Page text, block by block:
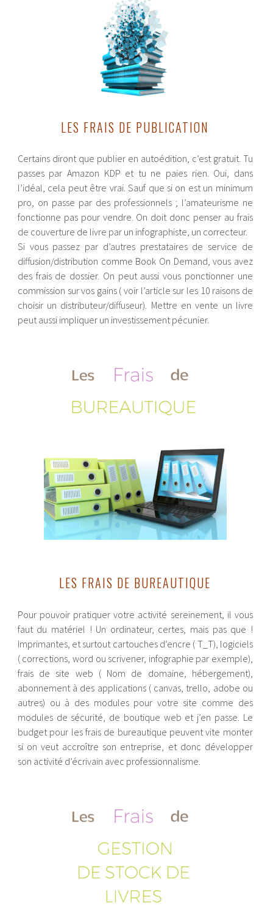
LES FRAIS DE PUBLICATION
Certains diront que publier en autoédition, c’est gratuit. Tu
passes par Amazon KDP et tu ne paies rien. Oui, dans
l’idéal, cela peut être vrai. Sauf que si on est un minimum
pro, on passe par des professionnels ; l’amateurisme ne
fonctionne pas pour vendre. On doit donc penser au frais
de couverture de livre par un infographiste, un correcteur.
Si vous passez par d’autres prestataires de service de
diffusion/distribution comme Book On Demand, vous avez
des frais de dossier. On peut aussi vous ponctionner une
commission sur vos gains ( voir l’article sur les 10 raisons de
choisir un distributeur/diffuseur). Mettre en vente un livre
peut aussi impliquer un investissement pécunier.
LES FRAIS DE BUREAUTIQUE
Pour pouvoir pratiquer votre activité sereinement, il vous
faut du matériel ! Un ordinateur, certes, mais pas que !
Imprimantes, et surtout cartouches d’encre ( T_T), logiciels
( corrections, word ou scrivener, infographie par exemple),
frais de site web ( Nom de domaine, hébergement),
abonnement à des applications ( canvas, trello, adobe ou
autres) ou à des modules pour votre site comme des
modules de sécurité, de boutique web et j’en passe. Le
budget pour les frais de bureautique peuvent vite monter
si on veut accroître son entreprise, et donc développer
son activité d’écrivain avec professionnalisme.